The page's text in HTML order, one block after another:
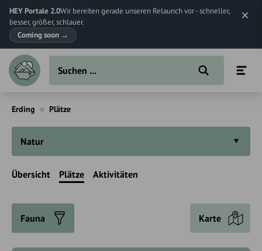
HEY Portale 2.0Wir bereiten gerade unseren Relaunch vor - schneller,
besser, größer, schlauer.
Coming soon →
Erding Plätze
Natur
Übersicht Plätze Aktivitäten
Fauna Karte